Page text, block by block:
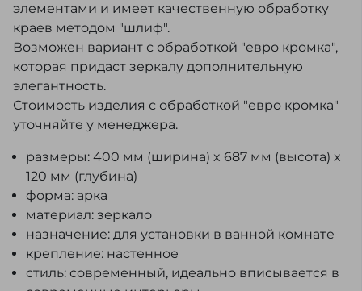
элементами и имеет качественную обработку
краев методом "шлиф".
Возможен вариант с обработкой "евро кромка",
которая придаст зеркалу дополнительную
элегантность.
Стоимость изделия с обработкой "евро кромка"
уточняйте у менеджера.
размеры: 400 мм (ширина) x 687 мм (высота) x
120 мм (глубина)
форма: арка
материал: зеркало
назначение: для установки в ванной комнате
крепление: настенное
стиль: современный, идеально вписывается в